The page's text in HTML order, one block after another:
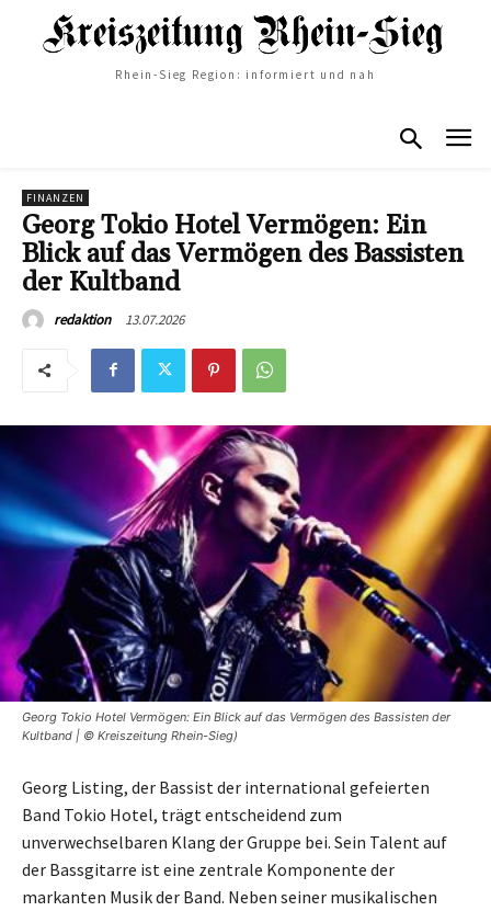
Rhein-Sieg Region: informiert und nah
FINANZEN
Georg Tokio Hotel Vermögen: Ein
Blick auf das Vermögen des Bassisten
der Kultband
redaktion 13.07.2026
Georg Tokio Hotel Vermögen: Ein Blick auf das Vermögen des Bassisten der
Kultband | © Kreiszeitung Rhein-Sieg)
Georg Listing, der Bassist der international gefeierten
Band Tokio Hotel, trägt entscheidend zum
unverwechselbaren Klang der Gruppe bei. Sein Talent auf
der Bassgitarre ist eine zentrale Komponente der
markanten Musik der Band. Neben seiner musikalischen